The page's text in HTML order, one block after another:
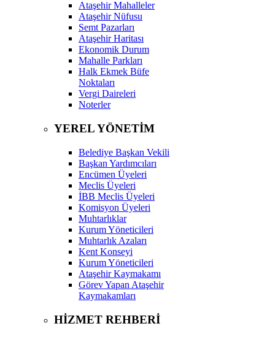
Ataşehir Mahalleler
Ataşehir Nüfusu
Semt Pazarları
Ataşehir Haritası
Ekonomik Durum
Mahalle Parkları
Halk Ekmek Büfe
Noktaları
Vergi Daireleri
Noterler
YEREL YÖNETİM
Belediye Başkan Vekili
Başkan Yardımcıları
Encümen Üyeleri
Meclis Üyeleri
İBB Meclis Üyeleri
Komisyon Üyeleri
Muhtarlıklar
Kurum Yöneticileri
Muhtarlık Azaları
Kent Konseyi
Kurum Yöneticileri
Ataşehir Kaymakamı
Görev Yapan Ataşehir
Kaymakamları
HİZMET REHBERİ